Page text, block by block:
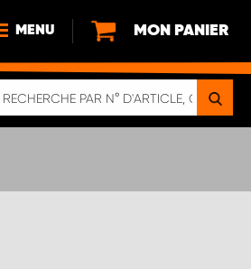
MENU
NOUVEAUTÉS
MON PANIER